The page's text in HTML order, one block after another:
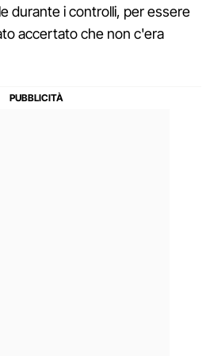
durante i controlli, per essere
accertato che non c'era